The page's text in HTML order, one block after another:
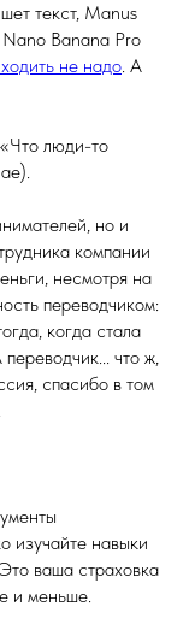
текст, Manus
Nano Banana Pro
не надо. А
люди-то
но и
компании
несмотря на
переводчиком:
когда стала
что ж,
спасибо в том
изучайте навыки
ваша страховка
и меньше.